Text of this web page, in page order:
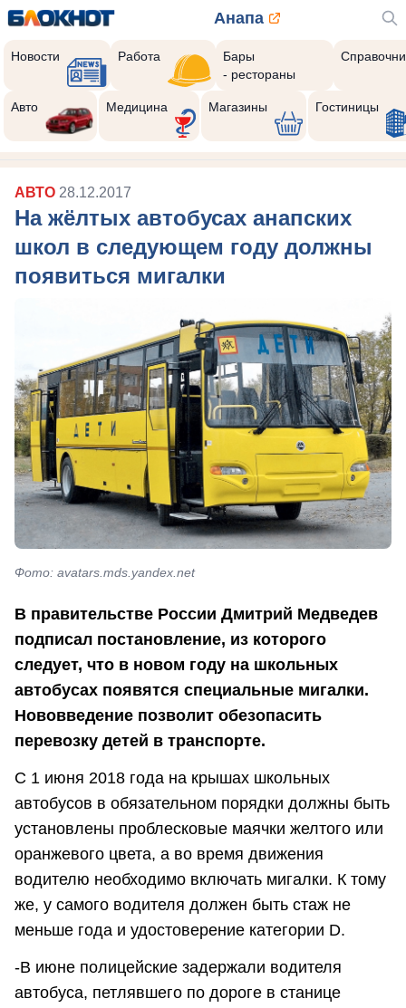
Анапа
Новости Работа
Бары
- рестораны
Авто Медицина Магазины Гостиницы
АВТО 28.12.2017
На жёлтых автобусах анапских
школ в следующем году должны
появиться мигалки
Фото: avatars.mds.yandex.net
В правительстве России Дмитрий Медведев
подписал постановление, из которого
следует, что в новом году на школьных
автобусах появятся специальные мигалки.
Нововведение позволит обезопасить
перевозку детей в транспорте.
С 1 июня 2018 года на крышах школьных
автобусов в обязательном порядки должны быть
установлены проблесковые маячки желтого или
оранжевого цвета, а во время движения
водителю необходимо включать мигалки. К тому
же, у самого водителя должен быть стаж не
меньше года и удостоверение категории D.
-В июне полицейские задержали водителя
автобуса, петлявшего по дороге в станице